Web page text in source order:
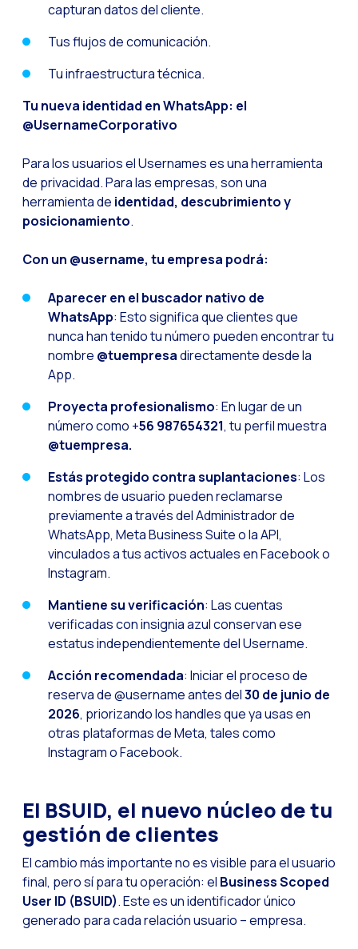
Banca 4.0: La
¿Cómo mejorar la
Desafíos del
Automatiza la
Maximiza tus
Innovando en la
Agiliza tus
OneMarketer
Optimiza la atención
WhatsApp Flows:
Optimizando las
El nuevo espacio de
Ampliando
Trazabilidad de
capturan datos del cliente.
Tus flujos de comunicación.
Tu infraestructura técnica.
Tu nueva identidad en WhatsApp: el
@UsernameCorporativo
Para los usuarios el Usernames es una herramienta
de privacidad. Para las empresas, son una
herramienta de identidad, descubrimiento y
posicionamiento.
Con un @username, tu empresa podrá:
Aparecer en el buscador nativo de
WhatsApp: Esto significa que clientes que
nunca han tenido tu número pueden encontrar tu
nombre @tuempresadirectamente desde la
App.
Proyecta profesionalismo: En lugar de un
número como +56 987654321, tu perfil muestra
@tuempresa.
Estás protegido contra suplantaciones: Los
nombres de usuario pueden reclamarse
previamente a través del Administrador de
WhatsApp, Meta Business Suite o la API,
vinculados a tus activos actuales en Facebook o
Instagram.
Mantiene su verificación: Las cuentas
verificadas con insignia azul conservan ese
estatus independientemente del Username.
Acción recomendada: Iniciar el proceso de
reserva de @username antes del30 de junio de
2026, priorizando los handles que ya usas en
otras plataformas de Meta, tales como
Instagram o Facebook.
El BSUID, el nuevo núcleo de tu
gestión de clientes
El cambio más importante no es visible para el usuario
final, pero sí para tu operación: el Business Scoped
User ID (BSUID). Este es un identificador único
generado para cada relación usuario – empresa.